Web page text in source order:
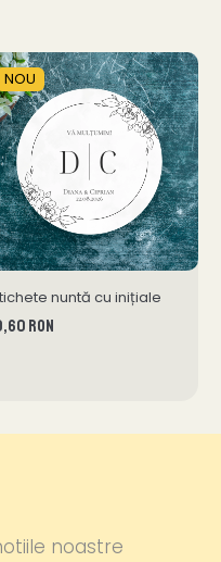
NOU
nuntă cu inițiale
RON
noastre